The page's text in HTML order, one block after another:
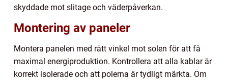
skyddade mot slitage och väderpåverkan.
Montering av paneler
Montera panelen med rätt vinkel mot solen för att få
maximal energiproduktion. Kontrollera att alla kablar är
korrekt isolerade och att polerna är tydligt märkta. Om